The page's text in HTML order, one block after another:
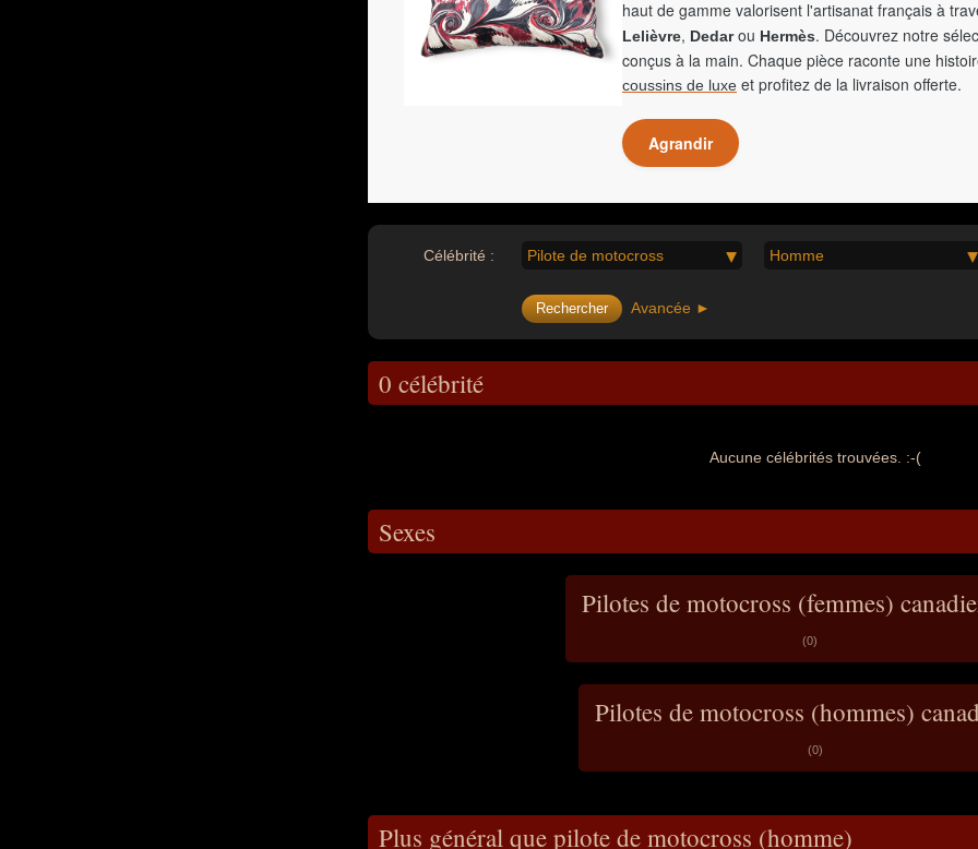
haut de gamme valorisent l'artisanat français à
Lelièvre, Dedarou Hermès. Découvrez notre
conçus à la main. Chaque pièce raconte une
coussins de luxe et profitez de la livraison offerte.
Agrandir
Célébrité : Pilote de motocross Homme
Avancée ►
0 célébrité
Aucune célébrités trouvées. :-(
Sexes
Pilotes de motocross (femmes)
(0)
Pilotes de motocross (hommes)
(0)
Plus général que pilote de motocross (homme)